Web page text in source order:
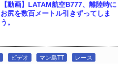
【動画】LATAM航空B777、離陸時に
お尻を数百メートル引きずってしま
う。
ビデオ マン島TT レース